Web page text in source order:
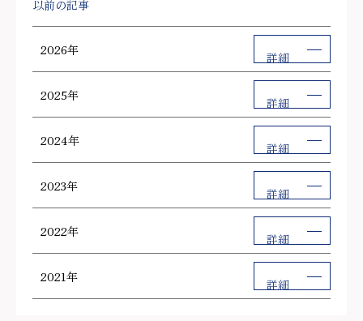
以前の記事
2026年 詳細
2025年 詳細
2024年 詳細
2023年 詳細
2022年 詳細
2021年 詳細